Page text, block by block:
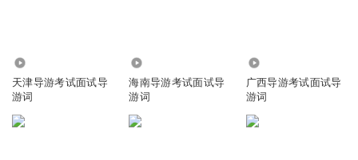
天津导游考试面试导
游词
海南导游考试面试导
游词
广西导游考试面试导
游词